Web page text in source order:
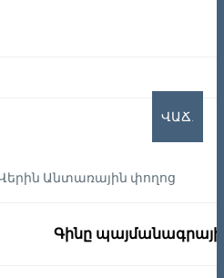
Անտառային փողոց
Գինը
ՎԱՃ.